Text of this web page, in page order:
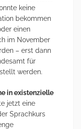
keine
bekommen
einen
im November
– erst dann
für
werden.
in existenzielle
jetzt eine
Sprachkurs